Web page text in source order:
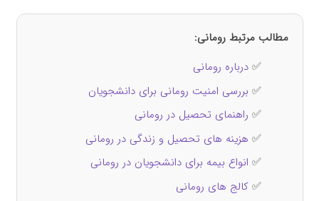
مطالب مرتبط رومانی:
✅ درباره رومانی
✅ بررسی امنیت رومانی برای دانشجویان
✅ راهنمای تحصیل در رومانی
✅ هزینه‌ های تحصیل و زندگی در رومانی
✅ انواع بیمه برای دانشجویان در رومانی
✅ کالج های رومانی